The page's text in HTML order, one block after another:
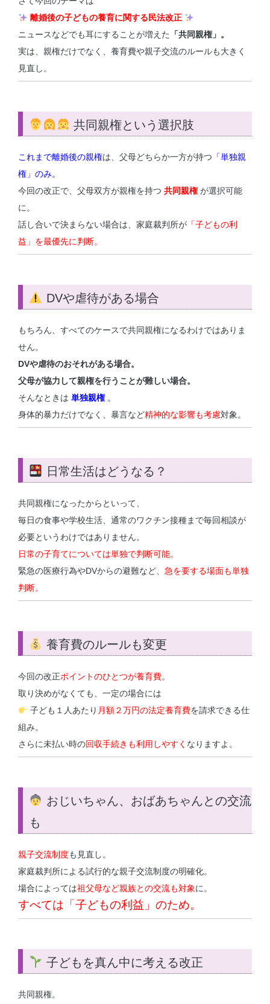
離婚後の子どもの養育に関する民法改正
ニュースなどでも耳にすることが増えた
「共同親権」。
実は、親権だけでなく、養育費や親子交流のルールも大きく
見直し。
共同親権という選択肢
これまで離婚後の親権は、父母どちらか一方が持つ 「単独親
権」のみ。
今回の改正で、父母双方が親権を持つ 共同親権が選択可能
に。
話し合いで決まらない場合は、家庭裁判所が 「子どもの利
益」を最優先に判断。
DVや虐待がある場合
もちろん、すべてのケースで共同親権になるわけではありま
せん。
DVや虐待のおそれがある場合。
父母が協力して親権を行うことが難しい場合。
そんなときは 単独親権。
身体的暴力だけでなく、暴言など精神的な影響も考慮対象。
日常生活はどうなる？
共同親権になったからといって、
毎日の食事や学校生活、通常のワクチン接種まで毎回相談が
必要というわけではありません。
日常の子育てについては単独で判断可能。
緊急の医療行為やDVからの避難など、 急を要する場面も単独
判断。
養育費のルールも変更
今回の改正ポイントのひとつが養育費。
取り決めがなくても、一定の場合には
子ども１人あたり 月額２万円の法定養育費を請求できる仕
組み。
さらに未払い時の回収手続きも利用しやすく なりますよ。
おじいちゃん、おばあちゃんとの交流
も
親子交流制度も見直し。
家庭裁判所による試行的な親子交流制度の明確化。
場合によっては祖父母など親族との交流も対象に。
すべては「子どもの利益」のため。
子どもを真ん中に考える改正
共同親権。